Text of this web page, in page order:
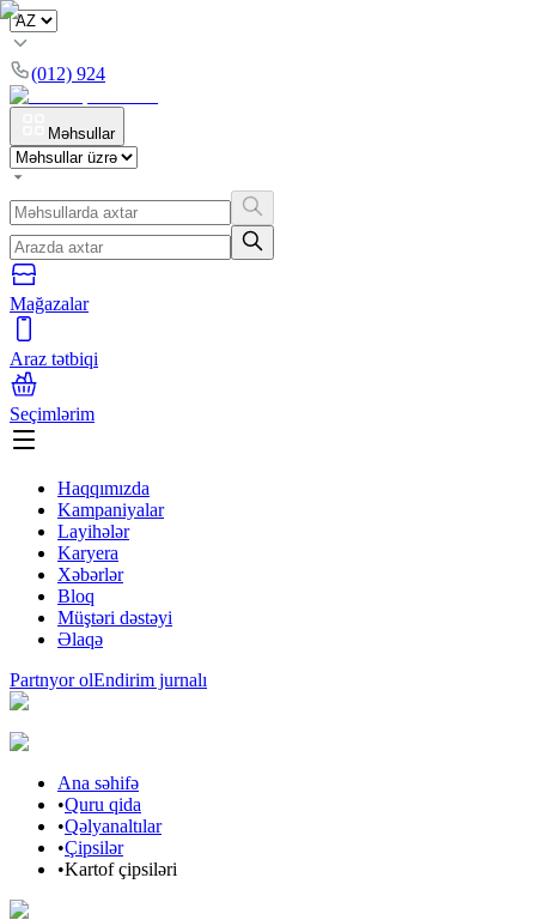
(012) 924
Məhsullar
Mağazalar
Araz tətbiqi
Seçimlərim
Haqqımızda
Kampaniyalar
Layihələr
Karyera
Xəbərlər
Bloq
Müştəri dəstəyi
Əlaqə
Partnyor olEndirim jurnalı
Ana səhifə
•Quru qida
•Qəlyanaltılar
•Çipsilər
•Kartof çipsiləri